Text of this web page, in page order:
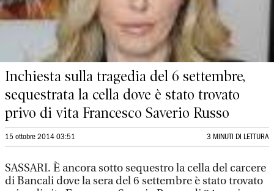
Inchiesta sulla tragedia del 6 settembre,
sequestrata la cella dove è stato trovato
privo di vita Francesco Saverio Russo
15 ottobre 2014 03:51 3 MINUTI DI LETTURA
SASSARI. È ancora sotto sequestro la cella del carcere
di Bancali dove la sera del 6 settembre è stato trovato